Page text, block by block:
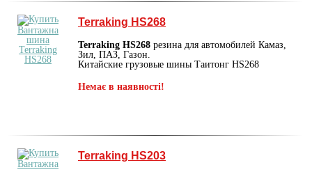
Terraking HS268
Terraking HS268 резина для автомобилей Камаз,
Зил, ПАЗ, Газон.
Китайские грузовые шины Таитонг HS268
Немає в наявності!
Terraking HS203